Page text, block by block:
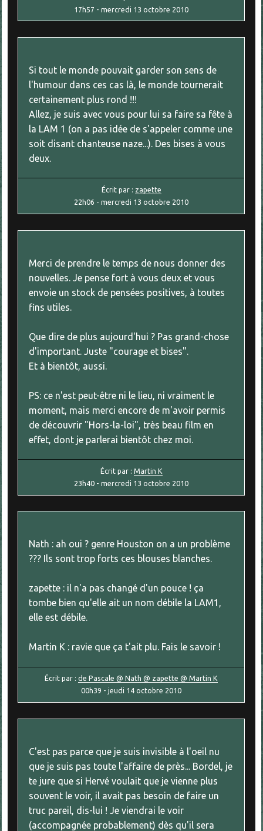
17h57 -mercredi 13 octobre 2010
Si tout le monde pouvait garder son sens de
l'humour dans ces cas là, le monde tournerait
certainement plus rond !!!
Allez, je suis avec vous pour lui sa faire sa fête à
la LAM 1 (on a pas idée de s'appeler comme une
soit disant chanteuse naze...). Des bises à vous
deux.
Écrit par : zapette
22h06 -mercredi 13 octobre 2010
Merci de prendre le temps de nous donner des
nouvelles. Je pense fort à vous deux et vous
envoie un stock de pensées positives, à toutes
fins utiles.
Que dire de plus aujourd'hui ? Pas grand-chose
d'important. Juste "courage et bises".
Et à bientôt, aussi.
PS: ce n'est peut-être ni le lieu, ni vraiment le
moment, mais merci encore de m'avoir permis
de découvrir "Hors-la-loi", très beau film en
effet, dont je parlerai bientôt chez moi.
Écrit par : Martin K
23h40 -mercredi 13 octobre 2010
Nath : ah oui ? genre Houston on a un problème
??? Ils sont trop forts ces blouses blanches.
zapette : il n'a pas changé d'un pouce ! ça
tombe bien qu'elle ait un nom débile la LAM1,
elle est débile.
Martin K : ravie que ça t'ait plu. Fais le savoir !
Écrit par :de Pascale @ Nath @ zapette @ Martin K
00h39 -jeudi 14 octobre 2010
C'est pas parce que je suis invisible à l'oeil nu
que je suis pas toute l'affaire de près... Bordel, je
te jure que si Hervé voulait que je vienne plus
souvent le voir, il avait pas besoin de faire un
truc pareil, dis-lui ! Je viendrai le voir
(accompagnée probablement) dès qu'il sera